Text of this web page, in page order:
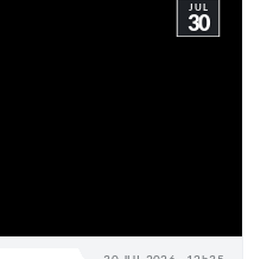
JUL
30